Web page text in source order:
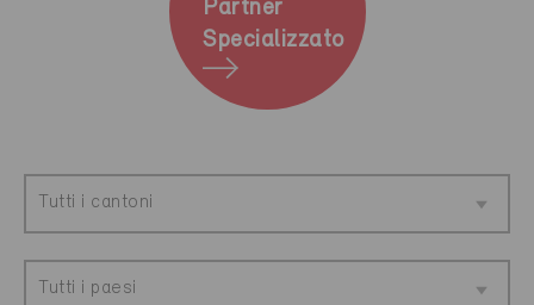
Partner
Specializzato
Tutti i cantoni
Tutti i paesi